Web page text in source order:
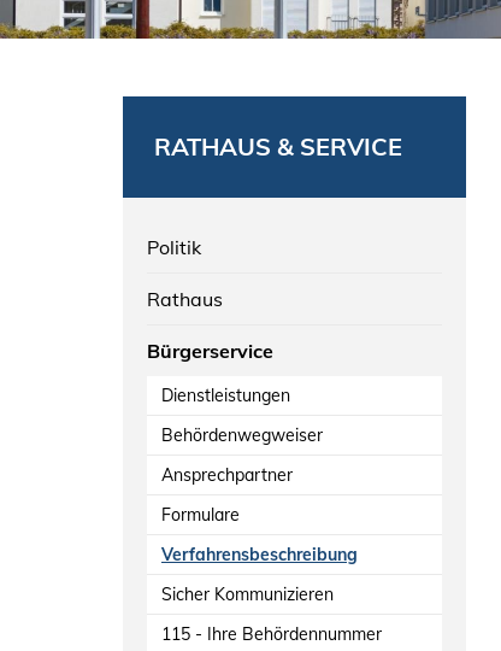
RATHAUS & SERVICE
Politik
Rathaus
Bürgerservice
Dienstleistungen
Behördenwegweiser
Ansprechpartner
Formulare
Verfahrensbeschreibung
Sicher Kommunizieren
115 - Ihre Behördennummer